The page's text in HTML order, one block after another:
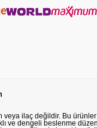
ilaç değildir. Bu ürünler
dengeli beslenme